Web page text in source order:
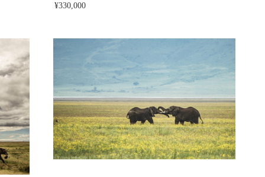
¥330,000